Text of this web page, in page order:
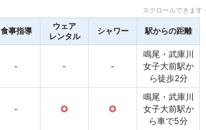
スクロールできま
食事指導
ウェア
レンタル
シャワー 駅からの距離
- - -
鳴尾・武庫川
女子大前駅か
ら徒歩2分
- ○ ○
鳴尾・武庫川
女子大前駅か
ら車で5分